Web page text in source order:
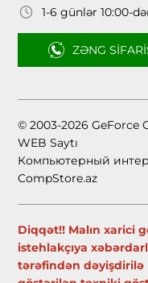
1-6 günlər 10:00-
ZƏNG
© 2003-2026 GeForce
WEB Saytı
Компьютерный
CompStore.az
Diqqət!! Malın xarici
istehlakçıya
tərəfindən dəyişdirilə